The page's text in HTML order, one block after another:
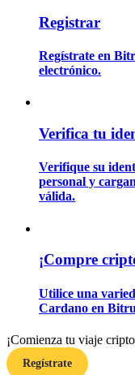
Guía
Estrategias
Registrar
Regístrate en
electrónico.
Verifica tu
Verifique su
personal y
válida.
¡Compre
Utilice una
Cardano en
¡Comienza tu viaje
Regístrate